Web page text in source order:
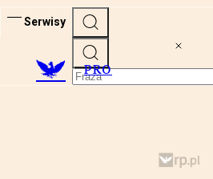
Serwisy
PRO